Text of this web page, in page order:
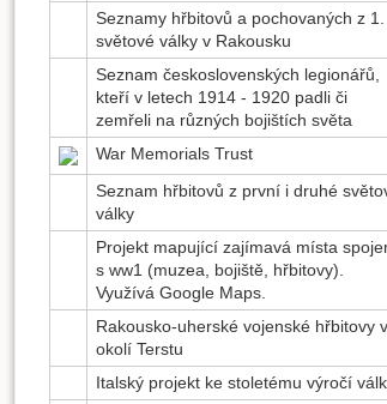
Seznamy hřbitovů a pochovaných z 1.
světové války v Rakousku
Seznam československých legionářů,
kteří v letech 1914 - 1920 padli či
zemřeli na různých bojištích světa
War Memorials Trust
Seznam hřbitovů z první i druhé
války
Projekt mapující zajímavá místa
s ww1 (muzea, bojiště, hřbitovy).
Využívá Google Maps.
Rakousko-uherské vojenské hřbitovy v
okolí Terstu
Italský projekt ke stoletému výročí